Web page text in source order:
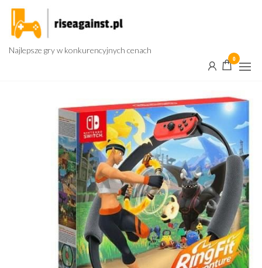
Przejdź
treści
Najlepsze gry w konkurencyjnych cenach
0